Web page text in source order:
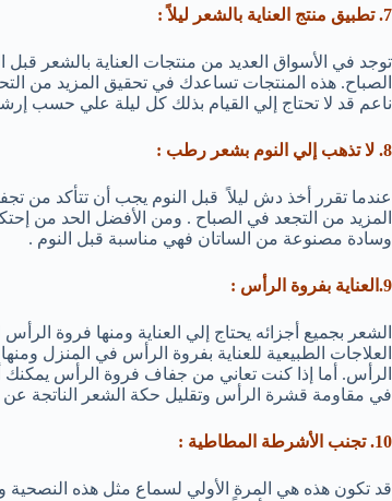
7. تطبيق منتج العناية بالشعر ليلاً :
توجد في الأسواق العديد من منتجات العناية بالشعر
الصباح. هذه المنتجات تساعدك في تحقيق المزيد
ناعم قد لا تحتاج إلي القيام بذلك كل ليلة علي حسب
8. لا تذهب إلي النوم بشعر رطب :
عندما تقرر أخذ دش ليلاً قبل النوم يجب أن تتأكد من
المزيد من التجعد في الصباح . ومن الأفضل الحد من
وسادة مصنوعة من الساتان فهي مناسبة قبل النوم .
9.العناية بفروة الرأس :
الشعر بجميع أجزائه يحتاج إلي العناية ومنها فروة
العلاجات الطبيعية للعناية بفروة الرأس في المنزل
الرأس. أما إذا كنت تعاني من جفاف فروة الرأس
في مقاومة قشرة الرأس وتقليل حكة الشعر الناتجة
10. تجنب الأشرطة المطاطية :
قد تكون هذه هي المرة الأولي لسماع مثل هذه